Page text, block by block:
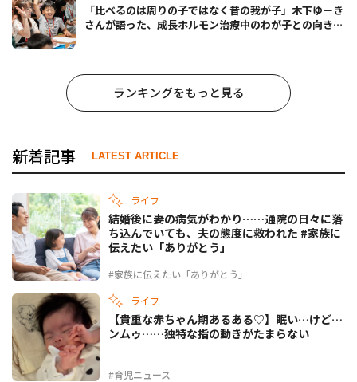
「比べるのは周りの子ではなく昔の我が子」木下ゆーき
さんが語った、成長ホルモン治療中のわが子との向き合
ランキングをもっと見る
新着記事 LATEST ARTICLE
ライフ
#家族に伝えたい「ありがとう」
結婚後に妻の病気がわかり……通院の日々に落
ち込んでいても、夫の態度に救われた #家族に
伝えたい「ありがとう」
ライフ
#育児ニュース
【貴重な赤ちゃん期あるある♡】眠い…けど…
ンムゥ……独特な指の動きがたまらない